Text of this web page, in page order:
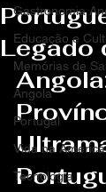
Gastronomia
Educação e
Memórias de
Angola
Portugal
Vida na America
Tecnologia
Legado